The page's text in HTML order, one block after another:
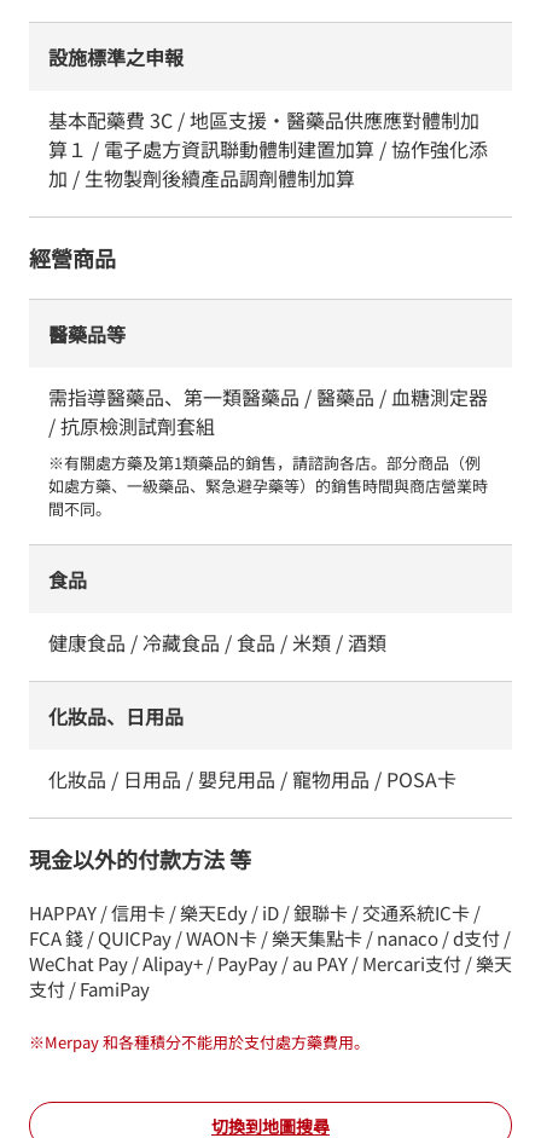
設施標準之申報
基本配藥費 3C / 地區支援・醫藥品供應應對體制加
算１ / 電子處方資訊聯動體制建置加算 / 協作強化添
加 / 生物製劑後續產品調劑體制加算
經營商品
醫藥品等
需指導醫藥品、第一類醫藥品 / 醫藥品 / 血糖測定器
/ 抗原檢測試劑套組
※有關處方藥及第1類藥品的銷售，請諮詢各店。部分商品（例
如處方藥、一級藥品、緊急避孕藥等）的銷售時間與商店營業時
間不同。
食品
健康食品 / 冷藏食品 / 食品 / 米類 / 酒類
化妝品、日用品
化妝品 / 日用品 / 嬰兒用品 / 寵物用品 / POSA卡
現金以外的付款方法 等
HAPPAY / 信用卡 / 樂天Edy / iD / 銀聯卡 / 交通系統IC卡 /
FCA 錢 / QUICPay / WAON卡 / 樂天集點卡 / nanaco / d支付 /
WeChat Pay / Alipay+ / PayPay / au PAY / Mercari支付 / 樂天
支付 / FamiPay
※Merpay 和各種積分不能用於支付處方藥費用。
切換到地圖搜尋